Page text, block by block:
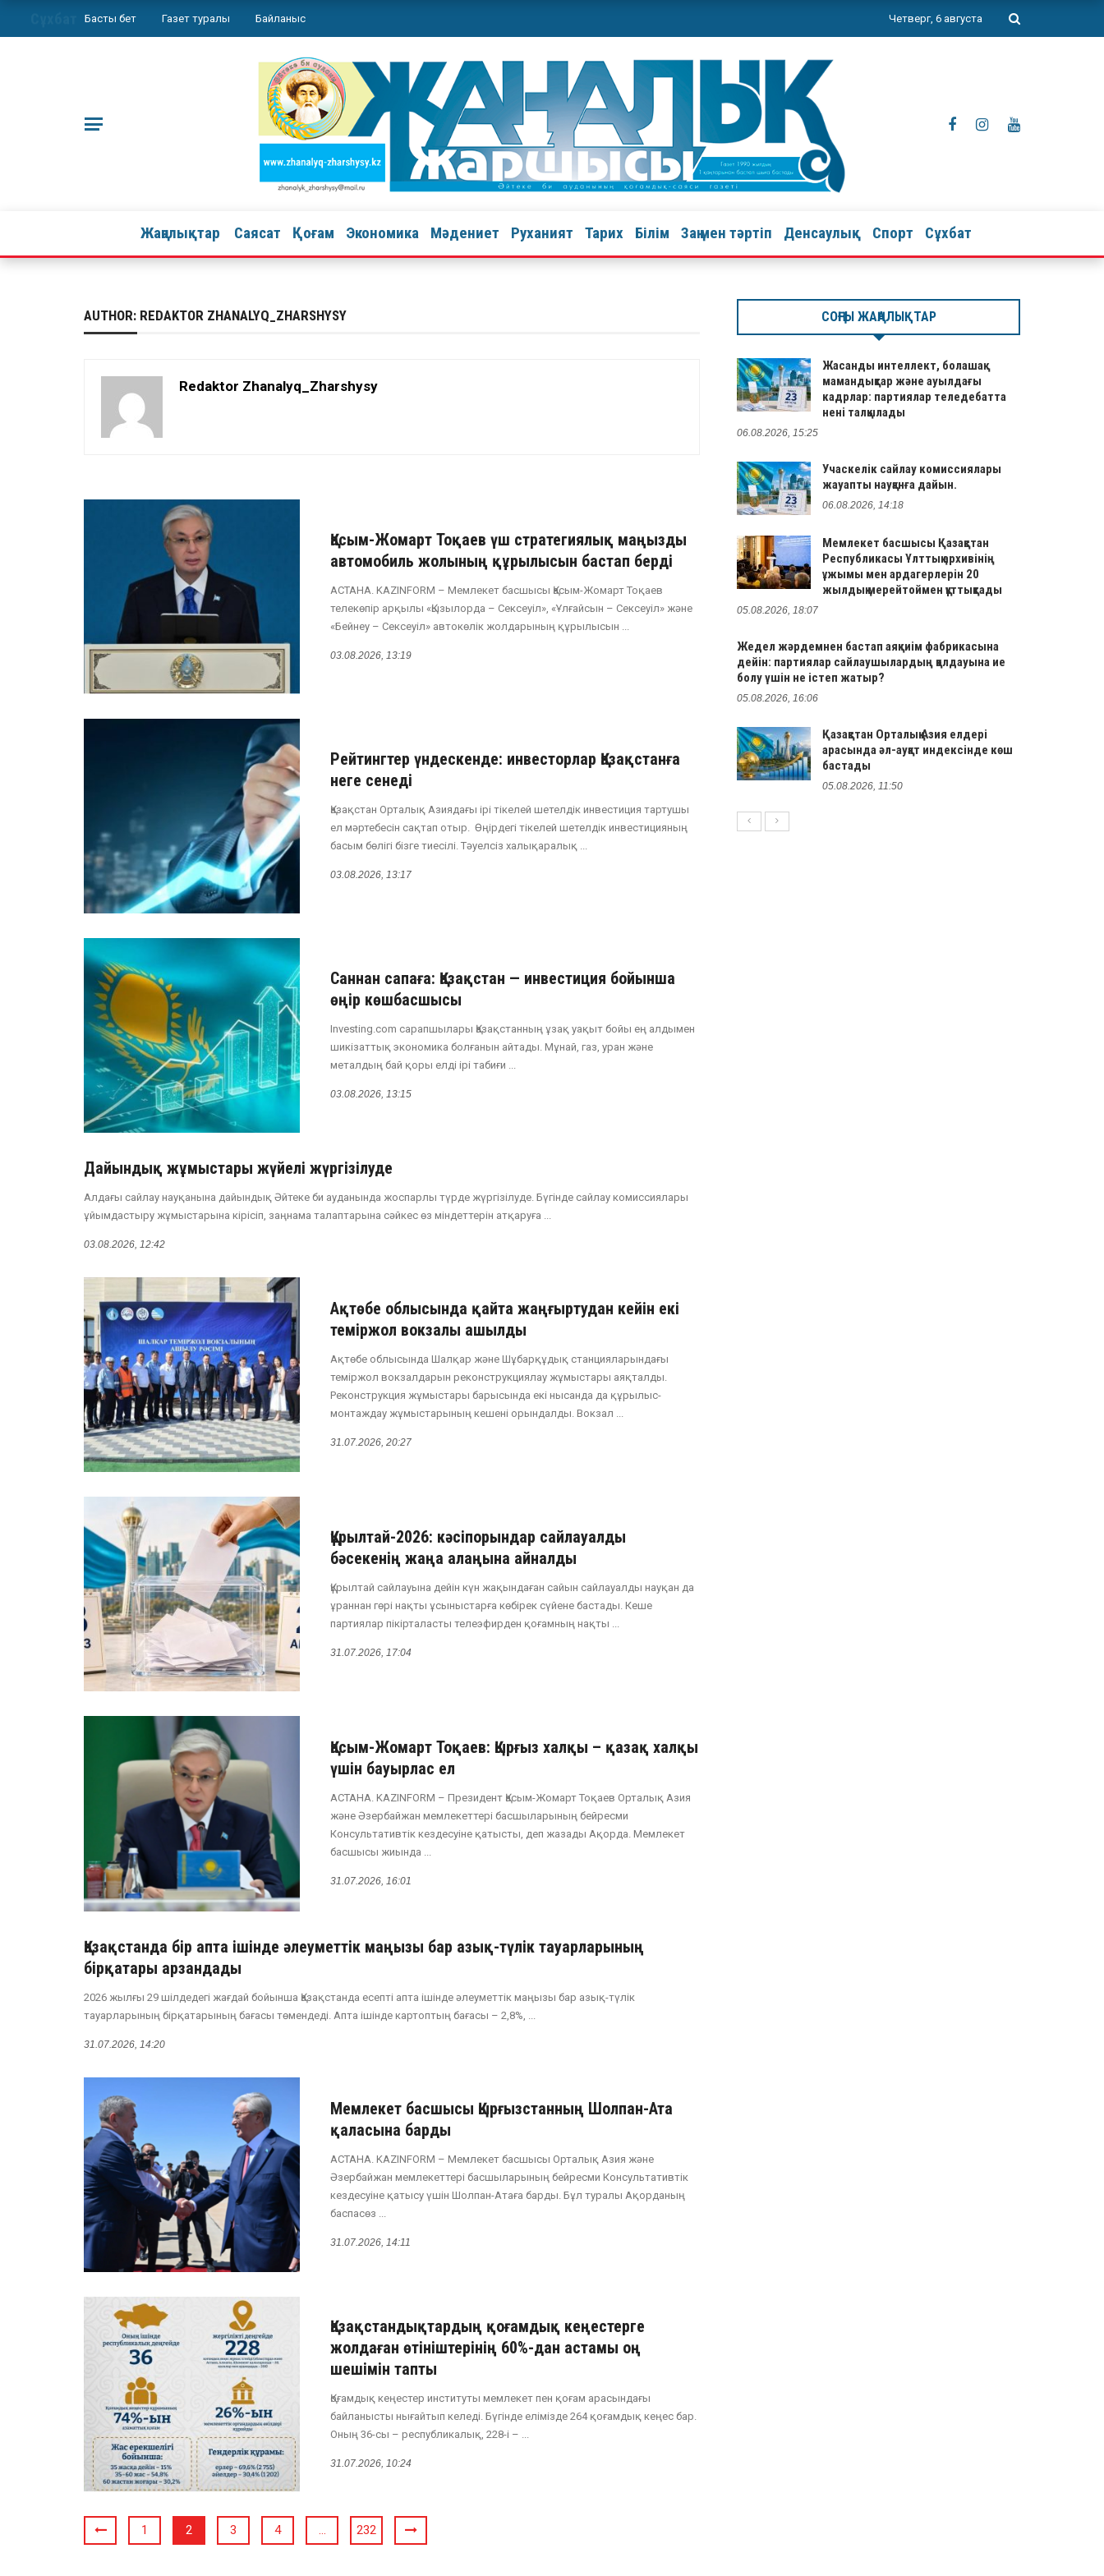
Басты бет Газет туралы Байланыс Четверг, 6 августа
Жаңалықтар Саясат Қоғам Экономика Мәдениет Руханият Тарих Білім Заң мен тәртіп Денсаулық Спорт Сұхбат
AUTHOR: REDAKTOR ZHANALYQ_ZHARSHYSY
Redaktor Zhanalyq_Zharshysy
Қасым-Жомарт Тоқаев үш стратегиялық маңызды
автомобиль жолының құрылысын бастап берді
АСТАНА. KAZINFORM – Мемлекет басшысы Қасым-Жомарт Тоқаев
телекөпір арқылы «Қызылорда – Сексеуіл», «Ұлғайсын – Сексеуіл» және
«Бейнеу – Сексеуіл» автокөлік жолдарының құрылысын ...
03.08.2026, 13:19
Рейтингтер үндескенде: инвесторлар Қазақстанға
неге сенеді
Қазақстан Орталық Азиядағы ірі тікелей шетелдік инвестиция тартушы
ел мәртебесін сақтап отыр. Өңірдегі тікелей шетелдік инвестицияның
басым бөлігі бізге тиесілі. Тәуелсіз халықаралық ...
03.08.2026, 13:17
Саннан сапаға: Қазақстан — инвестиция бойынша
өңір көшбасшысы
Investing.com сарапшылары Қазақстанның ұзақ уақыт бойы ең алдымен
шикізаттық экономика болғанын айтады. Мұнай, газ, уран және
металдың бай қоры елді ірі табиғи ...
03.08.2026, 13:15
Дайындық жұмыстары жүйелі жүргізілуде
Алдағы сайлау науқанына дайындық Әйтеке би ауданында жоспарлы түрде жүргізілуде. Бүгінде сайлау комиссиялары
ұйымдастыру жұмыстарына кірісіп, заңнама талаптарына сәйкес өз міндеттерін атқаруға ...
03.08.2026, 12:42
Ақтөбе облысында қайта жаңғыртудан кейін екі
теміржол вокзалы ашылды
Ақтөбе облысында Шалқар және Шұбарқұдық станцияларындағы
теміржол вокзалдарын реконструкциялау жұмыстары аяқталды.
Реконструкция жұмыстары барысында екі нысанда да құрылыс-
монтаждау жұмыстарының кешені орындалды. Вокзал ...
31.07.2026, 20:27
Құрылтай-2026: кәсіпорындар сайлауалды
бәсекенің жаңа алаңына айналды
Құрылтай сайлауына дейін күн жақындаған сайын сайлауалды науқан да
ұраннан гөрі нақты ұсыныстарға көбірек сүйене бастады. Кеше
партиялар пікірталасты телеэфирден қоғамның нақты ...
31.07.2026, 17:04
Қасым-Жомарт Тоқаев: Қырғыз халқы – қазақ халқы
үшін бауырлас ел
АСТАНА. KAZINFORM – Президент Қасым-Жомарт Тоқаев Орталық Азия
және Әзербайжан мемлекеттері басшыларының бейресми
Консультативтік кездесуіне қатысты, деп жазады Ақорда. Мемлекет
басшысы жиында ...
31.07.2026, 16:01
Қазақстанда бір апта ішінде әлеуметтік маңызы бар азық-түлік тауарларының
бірқатары арзандады
2026 жылғы 29 шілдедегі жағдай бойынша Қазақстанда есепті апта ішінде әлеуметтік маңызы бар азық-түлік
тауарларының бірқатарының бағасы төмендеді. Апта ішінде картоптың бағасы – 2,8%, ...
31.07.2026, 14:20
Мемлекет басшысы Қырғызстанның Шолпан-Ата
қаласына барды
АСТАНА. KAZINFORM – Мемлекет басшысы Орталық Азия және
Әзербайжан мемлекеттері басшыларының бейресми Консультативтік
кездесуіне қатысу үшін Шолпан-Атаға барды. Бұл туралы Ақорданың
баспасөз ...
31.07.2026, 14:11
Қазақстандықтардың қоғамдық кеңестерге
жолдаған өтініштерінің 60%-дан астамы оң
шешімін тапты
Қоғамдық кеңестер институты мемлекет пен қоғам арасындағы
байланысты нығайтып келеді. Бүгінде елімізде 264 қоғамдық кеңес бар.
Оның 36-сы – республикалық, 228-і – ...
31.07.2026, 10:24
1 2 3 4 … 232
СОҢҒЫ ЖАҢАЛЫҚТАР
Жасанды интеллект, болашақ
мамандықтар және ауылдағы
кадрлар: партиялар теледебатта
нені талқылады
06.08.2026, 15:25
Учаскелік сайлау комиссиялары
жауапты науқанға дайын.
06.08.2026, 14:18
Мемлекет басшысы Қазақстан
Республикасы Ұлттық архивінің
ұжымы мен ардагерлерін 20
жылдық мерейтоймен құттықтады
05.08.2026, 18:07
Жедел жәрдемнен бастап аяқкиім фабрикасына
дейін: партиялар сайлаушылардың қолдауына ие
болу үшін не істеп жатыр?
05.08.2026, 16:06
Қазақстан Орталық Азия елдері
арасында әл-ауқат индексінде көш
бастады
05.08.2026, 11:50